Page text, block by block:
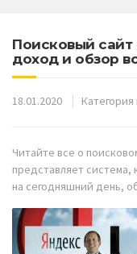
Поисковый сайт
доход и обзор
18.01.2020
Читайте все о
представляет система,
на сегодняшний день,